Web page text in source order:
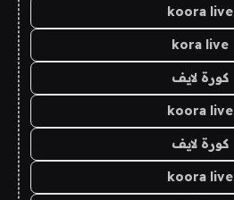
koora live
kora live
كورة لايف
koora live
كورة لايف
koora live